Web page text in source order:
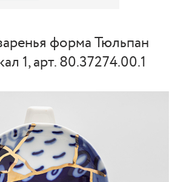
форма Тюльпан
1, арт. 80.37274.00.1